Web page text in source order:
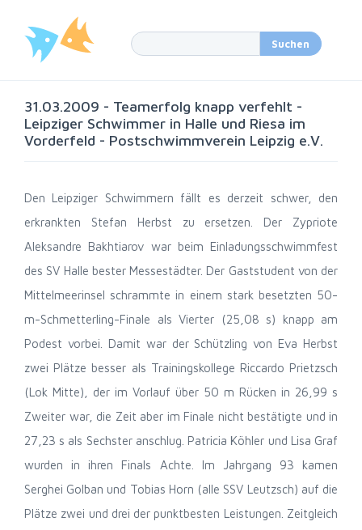
31.03.2009 - Teamerfolg knapp verfehlt -
Leipziger Schwimmer in Halle und Riesa im
Vorderfeld - Postschwimmverein Leipzig e.V.
Den Leipziger Schwimmern fällt es derzeit schwer, den
erkrankten Stefan Herbst zu ersetzen. Der Zypriote
Aleksandre Bakhtiarov war beim Einladungsschwimmfest
des SV Halle bester Messestädter. Der Gaststudent von der
Mittelmeerinsel schrammte in einem stark besetzten 50-
m-Schmetterling-Finale als Vierter (25,08 s) knapp am
Podest vorbei. Damit war der Schützling von Eva Herbst
zwei Plätze besser als Trainingskollege Riccardo Prietzsch
(Lok Mitte), der im Vorlauf über 50 m Rücken in 26,99 s
Zweiter war, die Zeit aber im Finale nicht bestätigte und in
27,23 s als Sechster anschlug. Patricia Köhler und Lisa Graf
wurden in ihren Finals Achte. Im Jahrgang 93 kamen
Serghei Golban und Tobias Horn (alle SSV Leutzsch) auf die
Plätze zwei und drei der punktbesten Leistungen. Zeitgleich